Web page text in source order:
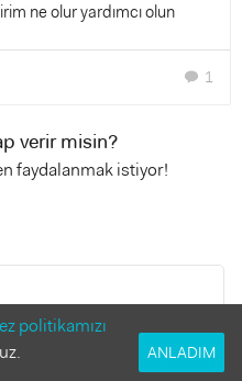
ne olur yardımcı olun
chat 1
verir misin?
faydalanmak istiyor!
tekrar biberonu denersin
politikamızı
ANLADIM